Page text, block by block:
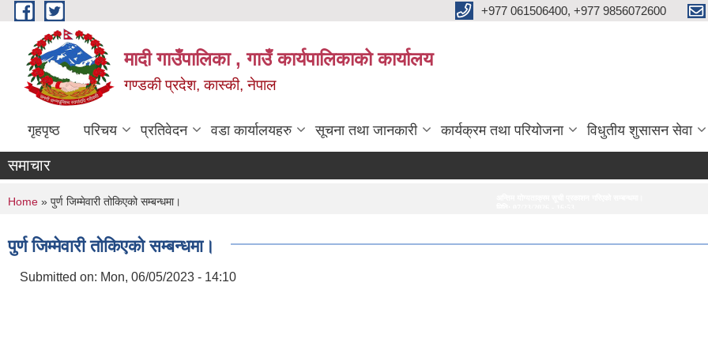
Skip to main content +977 061506400, +977 9856072600
मादी गाउँपालिका , गाउँ कार्यपालिकाको कार्यालय
गण्डकी प्रदेश, कास्की, नेपाल
गृहपृष्ठ परिचय प्रतिवेदन वडा कार्यालयहरु सूचना तथा जानकारी कार्यक्रम तथा परियोजना विधुतीय शुसासन सेवा
समाचार
You are here
Home » पुर्ण जिम्मेवारी तोकिएको सम्बन्धमा।
पुर्ण जिम्मेवारी तोकिएको सम्बन्धमा।
Submitted on: Mon, 06/05/2023 - 14:10